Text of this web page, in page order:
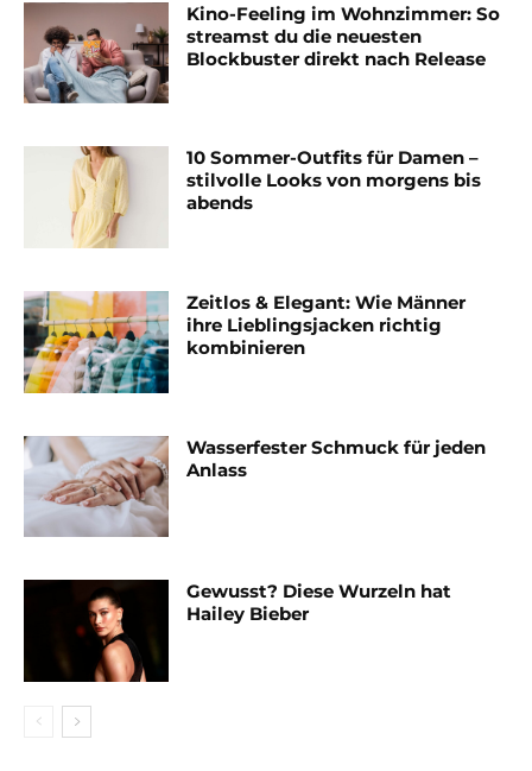
Kino-Feeling im Wohnzimmer: So
streamst du die neuesten
Blockbuster direkt nach Release
10 Sommer-Outfits für Damen –
stilvolle Looks von morgens bis
abends
Zeitlos & Elegant: Wie Männer
ihre Lieblingsjacken richtig
kombinieren
Wasserfester Schmuck für jeden
Anlass
Gewusst? Diese Wurzeln hat
Hailey Bieber